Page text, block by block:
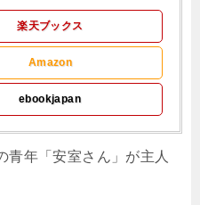
楽天ブックス
Amazon
ebookjapan
青年「安室さん」が主人